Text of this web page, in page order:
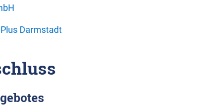
Darmstadt